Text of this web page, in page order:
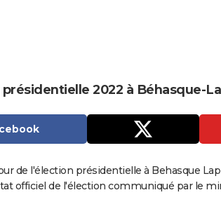
2022 à Béhasque-
de l'élection présidentielle à Behasque
officiel de l'élection communiqué par le